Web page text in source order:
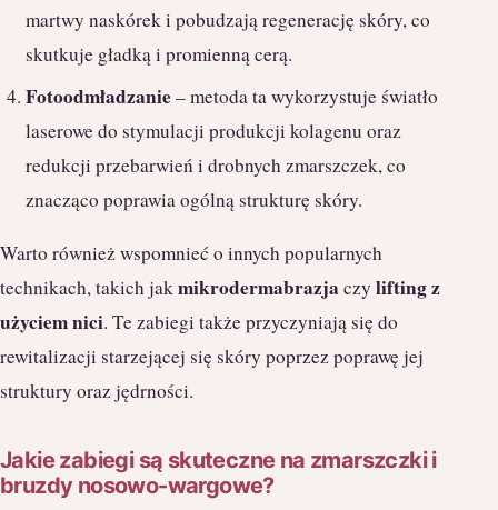
martwy naskórek i pobudzają regenerację skóry, co
skutkuje gładką i promienną cerą.
Fotoodmładzanie– metoda ta wykorzystuje światło
laserowe do stymulacji produkcji kolagenu oraz
redukcji przebarwień i drobnych zmarszczek, co
znacząco poprawia ogólną strukturę skóry.
Warto również wspomnieć o innych popularnych
technikach, takich jakmikrodermabrazja czy lifting z
użyciem nici. Te zabiegi także przyczyniają się do
rewitalizacji starzejącej się skóry poprzez poprawę jej
struktury oraz jędrności.
Jakie zabiegi są skuteczne na zmarszczki i
bruzdy nosowo-wargowe?